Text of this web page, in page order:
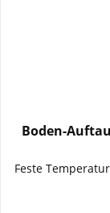
Boden-
Feste